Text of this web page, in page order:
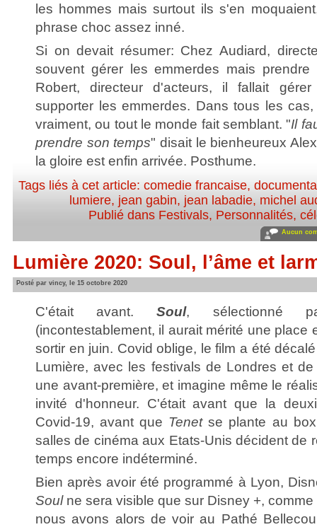
les hommes mais surtout ils s'en
phrase choc assez inné.
Si on devait résumer: Chez Audiard,
souvent gérer les emmerdes mais
Robert, directeur d'acteurs, il fallait
supporter les emmerdes. Dans tous les
vraiment, ou tout le monde fait semblant. "Il
prendre son temps" disait le bienheureux
la gloire est enfin arrivée. Posthume.
Tags liés à cet article: comedie francaise,
lumiere, jean gabin, jean labadie, michel
Publié dans Festivals, Personnalités,
Aucun
Lumière 2020: Soul, l’âme et
Posté par vincy, le 15 octobre 2020
C'était avant.Soul, sélectionné
(incontestablement, il aurait mérité une place
sortir en juin. Covid oblige, le film a été
Lumière, avec les festivals de Londres et
une avant-première, et imagine même le
invité d'honneur. C'était avant que la
Covid-19, avant que Tenetse plante au
salles de cinéma aux Etats-Unis décident de
temps encore indéterminé.
Bien après avoir été programmé à Lyon,
Soulne sera visible que sur Disney +, comme
nous avons alors de voir au Pathé